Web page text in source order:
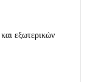
εξωτερικών